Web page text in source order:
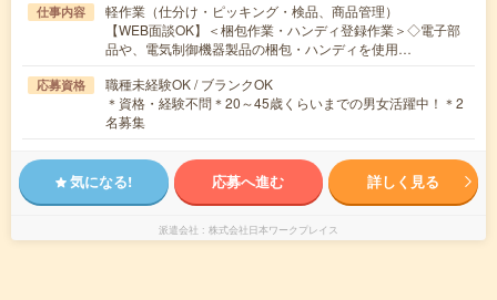
仕事内容
軽作業（仕分け・ピッキング・検品、商品管理）
【WEB面談OK】＜梱包作業・ハンディ登録作業＞◇電子部
品や、電気制御機器製品の梱包・ハンディを使用…
応募資格
職種未経験OK / ブランクOK
＊資格・経験不問＊20～45歳くらいまでの男女活躍中！＊2
名募集
気になる! 応募へ進む 詳しく見る
派遣会社 株式会社日本ワークプレイス